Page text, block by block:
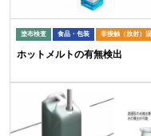
塗布検査 食品・包装
ホットメルトの有無検出